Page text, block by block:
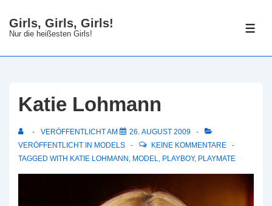
ZumGirls, Girls, Girls!
Nur die heißesten Girls!
Katie Lohmann
VERÖFFENTLICHT AM
26. AUGUST 2009
VERÖFFENTLICHT IN MODELS
KEINE KOMMENTARE
TAGGED WITH KATIE LOHMANN , MODEL, PLAYBOY, PLAYMATE